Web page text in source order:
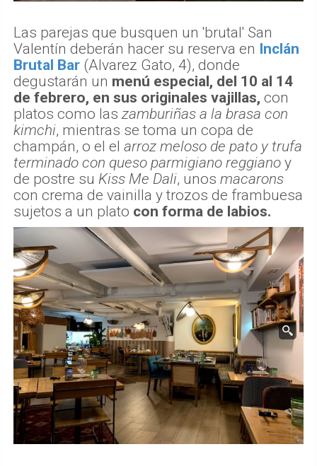
Las parejas que busquen un 'brutal' San
Valentín deberán hacer su reserva en Inclán
Brutal Bar (Alvarez Gato, 4), donde
degustarán un menú especial, del 10 al 14
de febrero, en sus originales vajillas, con
platos como las zamburiñas a la brasa con
kimchi, mientras se toma un copa de
champán, o el el arroz meloso de pato y trufa
terminado con queso parmigiano reggiano y
de postre su Kiss Me Dali, unos macarons
con crema de vainilla y trozos de frambuesa
sujetos a un plato con forma de labios.